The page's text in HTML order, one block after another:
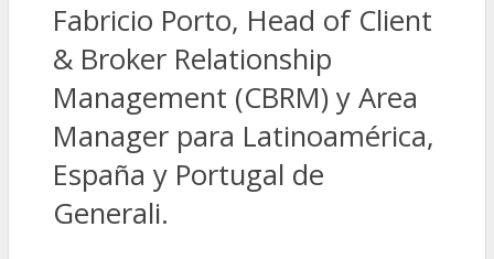
Fabricio Porto, Head of Client
& Broker Relationship
Management (CBRM) y Area
Manager para Latinoamérica,
España y Portugal de
Generali.